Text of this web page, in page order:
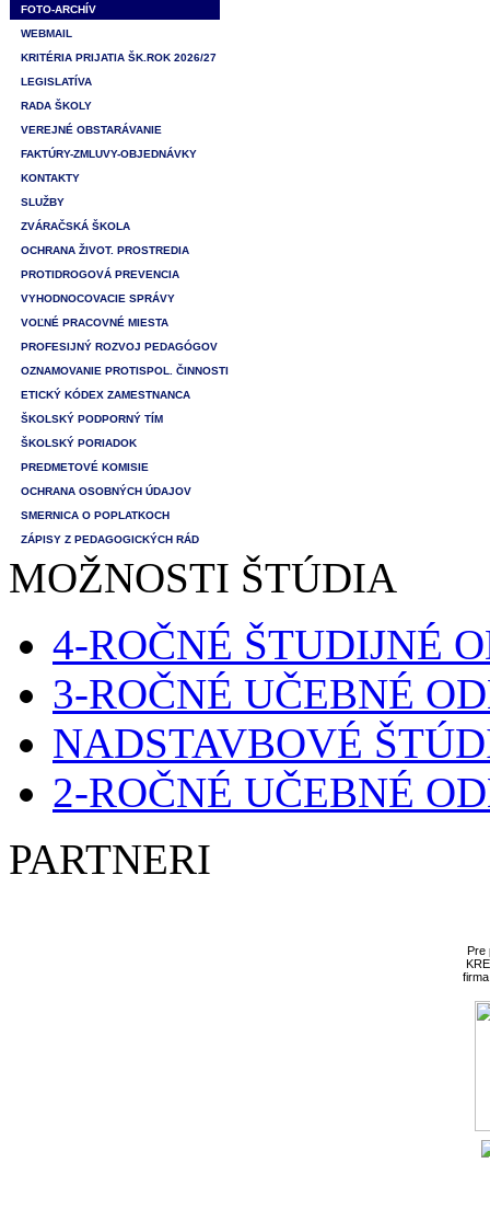
FOTO-ARCHÍV
WEBMAIL
KRITÉRIA PRIJATIA ŠK.ROK 2026/27
LEGISLATÍVA
RADA ŠKOLY
VEREJNÉ OBSTARÁVANIE
FAKTÚRY-ZMLUVY-OBJEDNÁVKY
KONTAKTY
SLUŽBY
ZVÁRAČSKÁ ŠKOLA
OCHRANA ŽIVOT. PROSTREDIA
PROTIDROGOVÁ PREVENCIA
VYHODNOCOVACIE SPRÁVY
VOĽNÉ PRACOVNÉ MIESTA
PROFESIJNÝ ROZVOJ PEDAGÓGOV
OZNAMOVANIE PROTISPOL. ČINNOSTI
ETICKÝ KÓDEX ZAMESTNANCA
ŠKOLSKÝ PODPORNÝ TÍM
ŠKOLSKÝ PORIADOK
PREDMETOVÉ KOMISIE
OCHRANA OSOBNÝCH ÚDAJOV
SMERNICA O POPLATKOCH
ZÁPISY Z PEDAGOGICKÝCH RÁD
MOŽNOSTI ŠTÚDIA
4-ROČNÉ ŠTUDIJNÉ
3-ROČNÉ UČEBNÉ
NADSTAVBOVÉ
2-ROČNÉ UČEBNÉ
PARTNERI
Pre